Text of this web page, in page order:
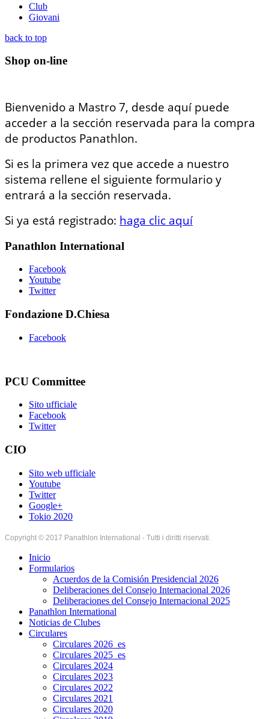
Club
Giovani
back to top
Shop on-line
Bienvenido a Mastro 7, desde aquí puede
acceder a la sección reservada para la compra
de productos Panathlon.
Si es la primera vez que accede a nuestro
sistema rellene el siguiente formulario y
entrará a la sección reservada.
Si ya está registrado: haga clic aquí
Panathlon International
Facebook
Youtube
Twitter
Fondazione D.Chiesa
Facebook
PCU Committee
Sito ufficiale
Facebook
Twitter
CIO
Sito web ufficiale
Youtube
Twitter
Google+
Tokio 2020
Copyright © 2017 Panathlon International - Tutti i diritti riservati.
Inicio
Formularios
Acuerdos de la Comisión Presidencial 2026
Deliberaciones del Consejo Internacional 2026
Deliberaciones del Consejo Internacional 2025
Panathlon International
Noticias de Clubes
Circulares
Circulares 2026_es
Circulares 2025_es
Circulares 2024
Circulares 2023
Circulares 2022
Circulares 2021
Circulares 2020